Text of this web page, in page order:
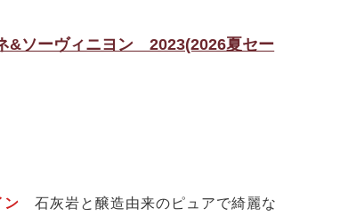
ソーヴィニヨン 2023(2026夏セー
ン 石灰岩と醸造由来のピュアで綺麗な